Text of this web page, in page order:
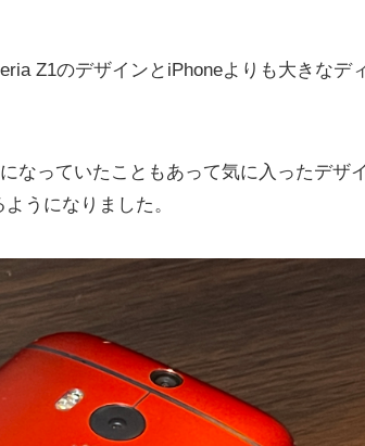
Z1のデザインとiPhoneよりも大きなデ
なっていたこともあって気に入ったデザ
うになりました。